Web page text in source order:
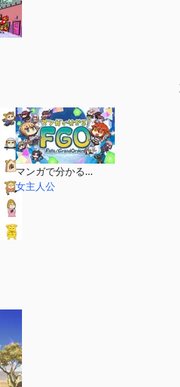
マンガで分かる！Fate/Grand Order
女主人公